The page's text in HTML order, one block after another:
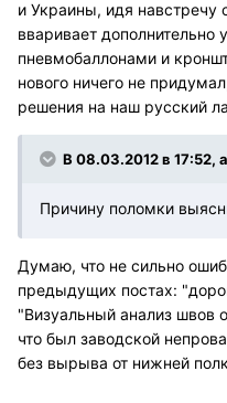
и Украины, идя навстречу
вваривает дополнительно
пневмобаллонами и
нового ничего не
решения на наш русский
В 08.03.2012 в 17:52,
Причину поломки
Думаю, что не сильно
предыдущих постах:
"Визуальный анализ швов
что был заводской
без вырыва от нижней